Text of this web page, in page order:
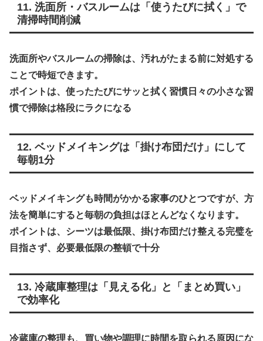
11. 洗面所・バスルームは「使うたびに拭く」で
清掃時間削減
洗面所やバスルームの掃除は、汚れがたまる前に対処する
ことで時短できます。
ポイントは、 使ったたびにサッと拭く習慣日々の小さな習
慣で掃除は格段にラクになる
12. ベッドメイキングは「掛け布団だけ」にして
毎朝1分
ベッドメイキングも時間がかかる家事のひとつですが、方
法を簡単にすると毎朝の負担はほとんどなくなります。
ポイントは、 シーツは最低限、掛け布団だけ整える完璧を
目指さず、必要最低限の整頓で十分
13. 冷蔵庫整理は「見える化」と「まとめ買い」
で効率化
冷蔵庫の整理も、買い物や調理に時間を取られる原因にな